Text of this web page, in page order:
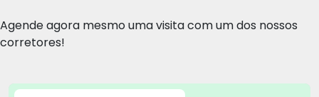
Agende agora mesmo uma visita com um dos nossos
corretores!